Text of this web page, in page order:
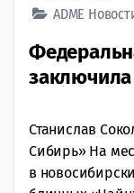
ADME
заключила
Станислав
Cибирь» На
в